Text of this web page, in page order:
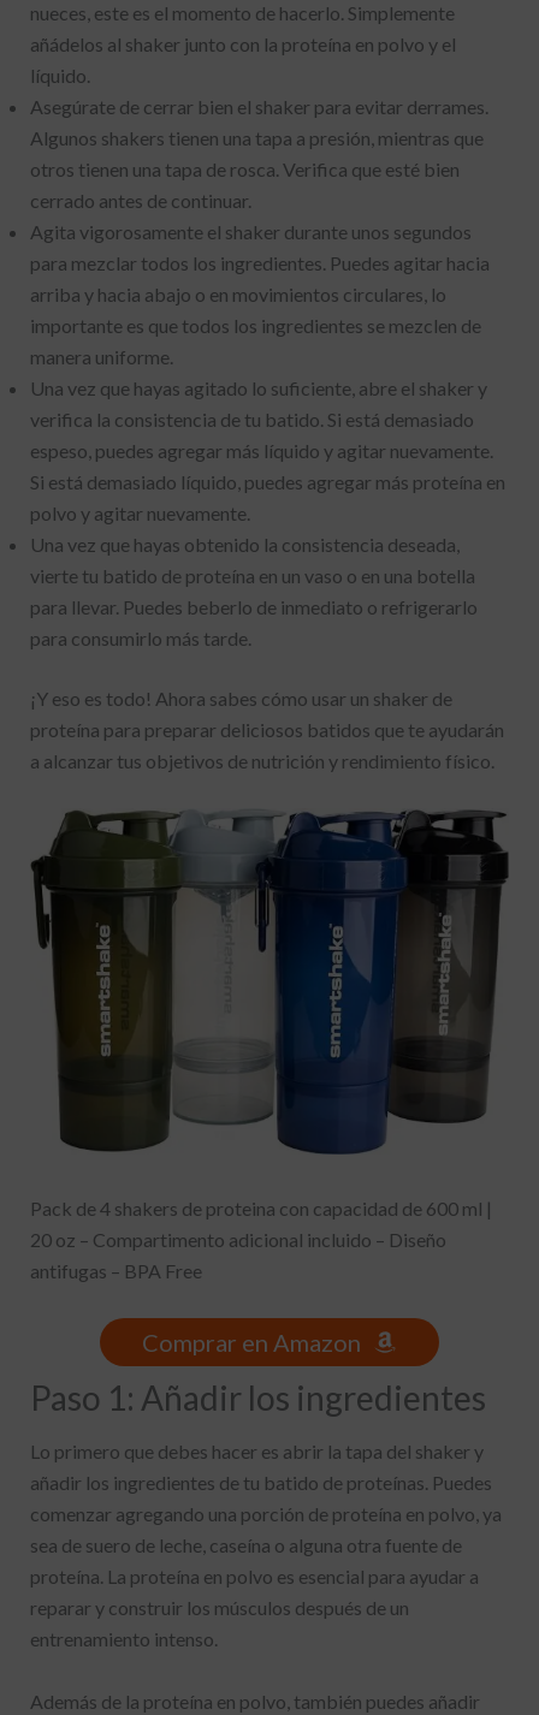
nueces, este es el momento de hacerlo. Simplemente
añádelos al shaker junto con la proteína en polvo y el
líquido.
Asegúrate de cerrar bien el shaker para evitar derrames.
Algunos shakers tienen una tapa a presión, mientras que
otros tienen una tapa de rosca. Verifica que esté bien
cerrado antes de continuar.
Agita vigorosamente el shaker durante unos segundos
para mezclar todos los ingredientes. Puedes agitar hacia
arriba y hacia abajo o en movimientos circulares, lo
importante es que todos los ingredientes se mezclen de
manera uniforme.
Una vez que hayas agitado lo suficiente, abre el shaker y
verifica la consistencia de tu batido. Si está demasiado
espeso, puedes agregar más líquido y agitar nuevamente.
Si está demasiado líquido, puedes agregar más proteína en
polvo y agitar nuevamente.
Una vez que hayas obtenido la consistencia deseada,
vierte tu batido de proteína en un vaso o en una botella
para llevar. Puedes beberlo de inmediato o refrigerarlo
para consumirlo más tarde.
¡Y eso es todo! Ahora sabes cómo usar un shaker de
proteína para preparar deliciosos batidos que te ayudarán
a alcanzar tus objetivos de nutrición y rendimiento físico.
Pack de 4 shakers de proteina con capacidad de 600 ml |
20 oz – Compartimento adicional incluido – Diseño
antifugas – BPA Free
Comprar en Amazon
Paso 1: Añadir los ingredientes
Lo primero que debes hacer es abrir la tapa del shaker y
añadir los ingredientes de tu batido de proteínas. Puedes
comenzar agregando una porción de proteína en polvo, ya
sea de suero de leche, caseína o alguna otra fuente de
proteína. La proteína en polvo es esencial para ayudar a
reparar y construir los músculos después de un
entrenamiento intenso.
Además de la proteína en polvo, también puedes añadir